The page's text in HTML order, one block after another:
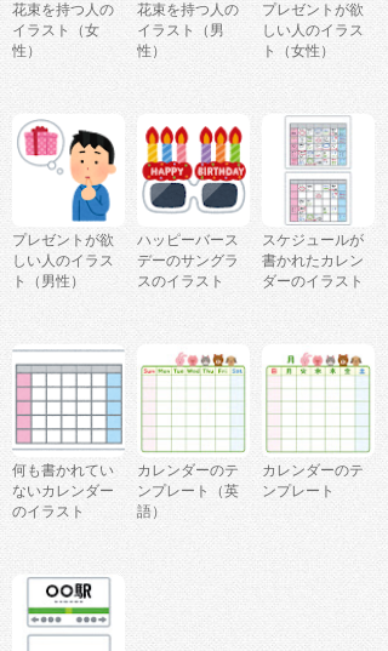
花束を持つ人の
イラスト（女
性）
花束を持つ人の
イラスト（男
性）
プレゼントが欲
しい人のイラス
ト（女性）
プレゼントが欲
しい人のイラス
ト（男性）
ハッピーバース
デーのサングラ
スのイラスト
スケジュールが
書かれたカレン
ダーのイラスト
何も書かれてい
ないカレンダー
のイラスト
カレンダーのテ
ンプレート（英
語）
カレンダーのテ
ンプレート